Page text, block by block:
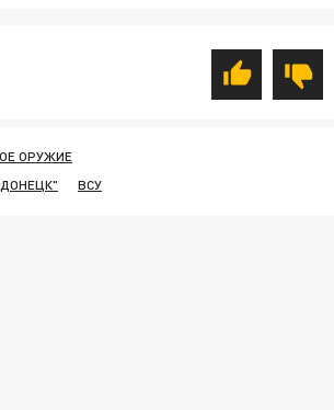
ОРУЖИЕ
ВСУ